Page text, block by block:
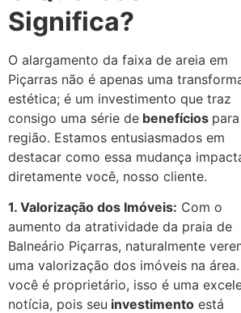
Significa?
O alargamento da faixa de areia em
Piçarras não é apenas uma
estética; é um investimento que traz
consigo uma série de benefícios
região. Estamos entusiasmados em
destacar como essa mudança
diretamente você, nosso cliente.
1. Valorização dos Imóveis: Com o
aumento da atratividade da praia de
Balneário Piçarras, naturalmente
uma valorização dos imóveis na
você é proprietário, isso é uma
notícia, pois seu investimento está